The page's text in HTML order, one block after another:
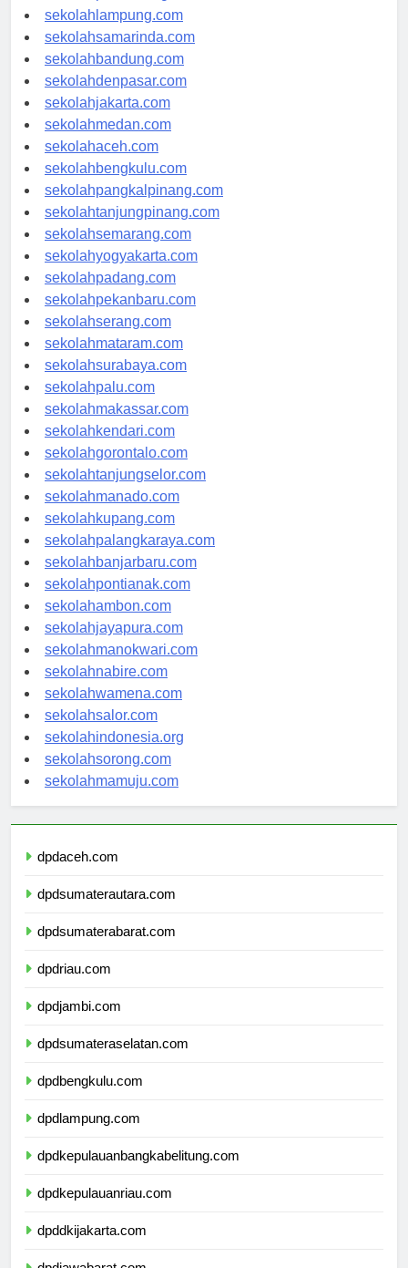
sekolahpalembang.com
sekolahlampung.com
sekolahsamarinda.com
sekolahbandung.com
sekolahdenpasar.com
sekolahjakarta.com
sekolahmedan.com
sekolahaceh.com
sekolahbengkulu.com
sekolahpangkalpinang.com
sekolahtanjungpinang.com
sekolahsemarang.com
sekolahyogyakarta.com
sekolahpadang.com
sekolahpekanbaru.com
sekolahserang.com
sekolahmataram.com
sekolahsurabaya.com
sekolahpalu.com
sekolahmakassar.com
sekolahkendari.com
sekolahgorontalo.com
sekolahtanjungselor.com
sekolahmanado.com
sekolahkupang.com
sekolahpalangkaraya.com
sekolahbanjarbaru.com
sekolahpontianak.com
sekolahambon.com
sekolahjayapura.com
sekolahmanokwari.com
sekolahnabire.com
sekolahwamena.com
sekolahsalor.com
sekolahindonesia.org
sekolahsorong.com